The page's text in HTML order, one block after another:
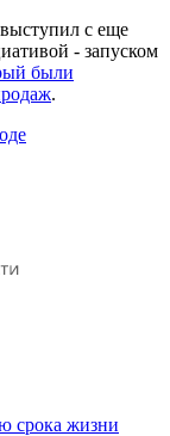
с еще
- запуском
были
.